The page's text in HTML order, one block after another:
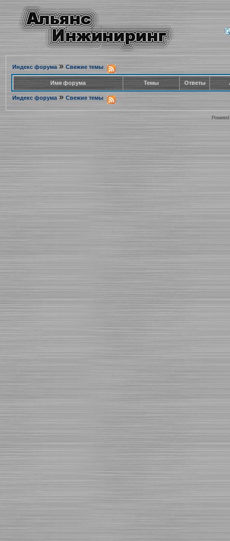
Индекс форума» Свежие темы
Имя форума Темы Ответы
Индекс форума » Свежие темы